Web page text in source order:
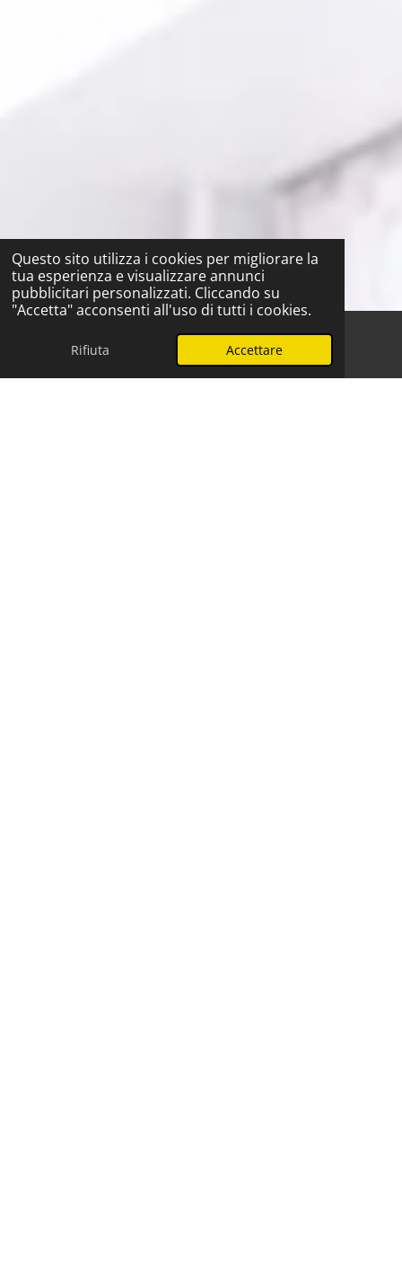
Questo sito utilizza i cookies per migliorare la
tua esperienza e visualizzare annunci
pubblicitari personalizzati. Cliccando su
"Accetta" acconsenti all'uso di tutti i cookies.
Rifiuta Accettare
Telefono WhatsApp